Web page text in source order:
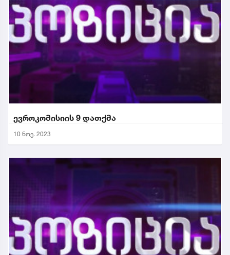
ევროკომისიის 9 დათქმა
10 ნოე. 2023